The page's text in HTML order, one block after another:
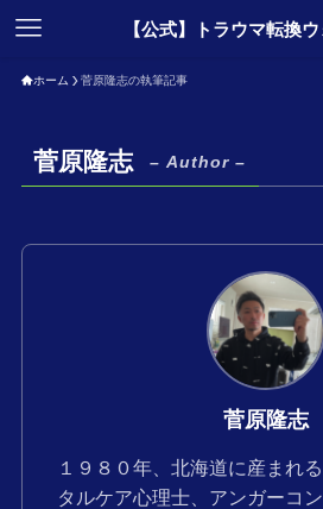
【公式】トラウマ転換
ホーム 菅原隆志の執筆記事
菅原隆志 – Author –
菅原隆志
１９８０年、北海道に産まれ
タルケア心理士、アンガーコ